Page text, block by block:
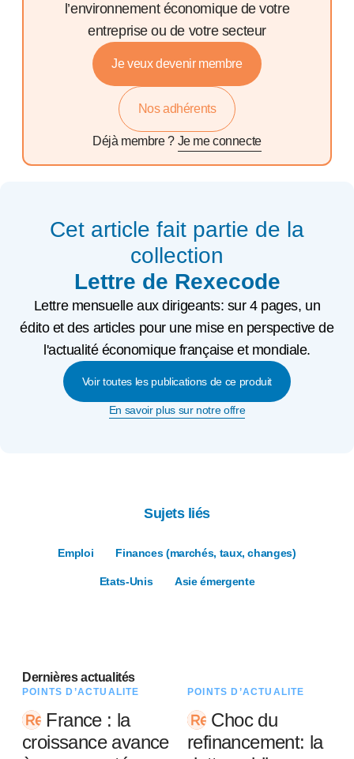
l’environnement économique de votre
entreprise ou de votre secteur
Je veux devenir membre
Nos adhérents
Déjà membre ? Je me connecte
Cet article fait partie de la
collection
Lettre de Rexecode
Lettre mensuelle aux dirigeants: sur 4 pages, un
édito et des articles pour une mise en perspective de
l'actualité économique française et mondiale.
Voir toutes les publications de ce produit
En savoir plus sur notre offre
Sujets liés
Emploi Finances (marchés, taux, changes)
Etats-Unis Asie émergente
Dernières actualités
POINTS D’ACTUALITÉ
France : la
croissance avance
POINTS D’ACTUALITÉ
Choc du
refinancement: la